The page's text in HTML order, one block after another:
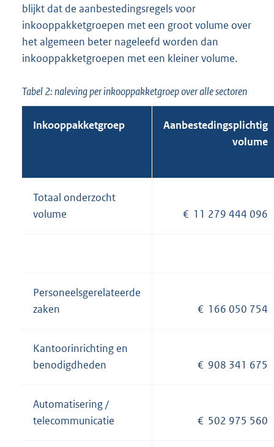
blijkt dat de aanbestedingsregels voor
inkooppakketgroepen met een groot volume over
het algemeen beter nageleefd worden dan
inkooppakketgroepen met een kleiner volume.
Tabel 2: naleving per inkooppakketgroep over alle sectoren
Inkooppakketgroep
Aanbestedingsplichtig
volume
Totaal onderzocht
volume
€ 11 279 444 096
Personeelsgerelateerde
zaken
€ 166 050 754
Kantoorinrichting en
benodigdheden
€ 908 341 675
Automatisering /
telecommunicatie
€ 502 975 560